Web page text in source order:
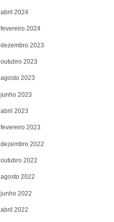
abril 2024
fevereiro 2024
dezembro 2023
outubro 2023
agosto 2023
junho 2023
abril 2023
fevereiro 2023
dezembro 2022
outubro 2022
agosto 2022
junho 2022
abril 2022